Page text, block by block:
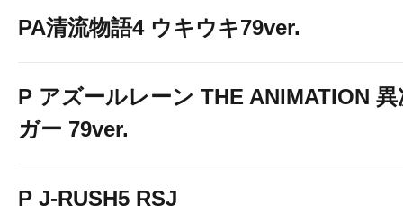
PA清流物語4 ウキウキ79ver.
P アズールレーン THE ANIMATION
ガー 79ver.
P J-RUSH5 RSJ